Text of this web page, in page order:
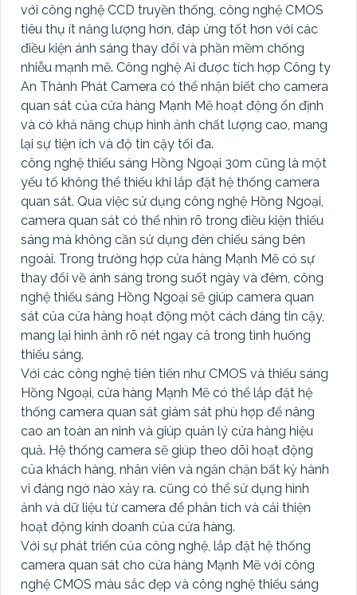
với công nghệ CCD truyền thống, công nghệ CMOS
tiêu thụ ít năng lượng hơn, đáp ứng tốt hơn với các
điều kiện ánh sáng thay đổi và phần mềm chống
nhiễu mạnh mẽ. Công nghệ Ai được tích hợp Công ty
An Thành Phát Camera có thể nhận biết cho camera
quan sát của cửa hàng Mạnh Mẽ hoạt động ổn định
và có khả năng chụp hình ảnh chất lượng cao, mang
lại sự tiện ích và độ tin cậy tối đa.
công nghệ thiếu sáng Hồng Ngoại 30m cũng là một
yếu tố không thể thiếu khi lắp đặt hệ thống camera
quan sát. Qua việc sử dụng công nghệ Hồng Ngoại,
camera quan sát có thể nhìn rõ trong điều kiện thiếu
sáng mà không cần sử dụng đèn chiếu sáng bên
ngoài. Trong trường hợp cửa hàng Mạnh Mẽ có sự
thay đổi về ánh sáng trong suốt ngày và đêm, công
nghệ thiếu sáng Hồng Ngoại sẽ giúp camera quan
sát của cửa hàng hoạt động một cách đáng tin cậy,
mang lại hình ảnh rõ nét ngay cả trong tình huống
thiếu sáng.
Với các công nghệ tiên tiến như CMOS và thiếu sáng
Hồng Ngoại, cửa hàng Mạnh Mẽ có thể lắp đặt hệ
thống camera quan sát giám sát phù hợp để nâng
cao an toàn an ninh và giúp quản lý cửa hàng hiệu
quả. Hệ thống camera sẽ giúp theo dõi hoạt động
của khách hàng, nhân viên và ngăn chặn bất kỳ hành
vi đáng ngờ nào xảy ra. cũng có thể sử dụng hình
ảnh và dữ liệu từ camera để phân tích và cải thiện
hoạt động kinh doanh của cửa hàng.
Với sự phát triển của công nghệ, lắp đặt hệ thống
camera quan sát cho cửa hàng Mạnh Mẽ với công
nghệ CMOS màu sắc đẹp và công nghệ thiếu sáng